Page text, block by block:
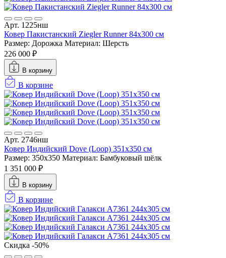
Арт. 1225нш
Ковер Пакистанский Ziegler Runner 84x300 см
Размер: Дорожка Материал: Шерсть
226 000 ₽
В корзину
В корзине
Арт. 2746нш
Ковер Индийский Dove (Loop) 351x350 см
Размер: 350x350 Материал: Бамбуковый шёлк
1 351 000 ₽
В корзину
В корзине
Скидка -50%